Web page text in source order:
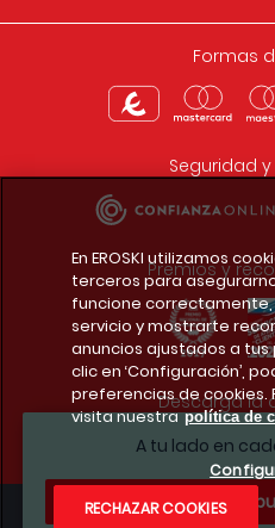
A tu lado en
¿Te
Formas
Seguridad
Premios y
Descarga la
En EROSKI utilizamos
terceros para
funcione
servicio y mostrarte
anuncios ajustados a
clic en ‘Configuración’,
preferencias de cookies.
visita nuestra política de
RECHAZAR COOKIES